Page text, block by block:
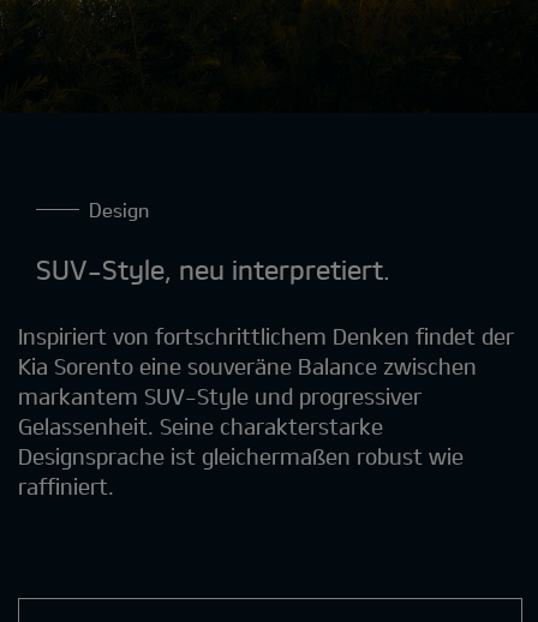
Design
SUV-Style, neu interpretiert.
Inspiriert von fortschrittlichem Denken findet der
Kia Sorento eine souveräne Balance zwischen
markantem SUV-Style und progressiver
Gelassenheit. Seine charakterstarke
Designsprache ist gleichermaßen robust wie
raffiniert.